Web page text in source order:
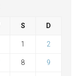
S D
1 2
8 9